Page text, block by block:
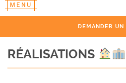
MENU
DEMANDER UN
RÉALISATIONS